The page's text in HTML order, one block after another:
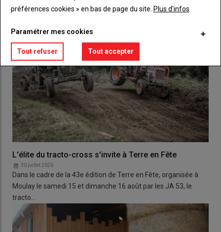
L'élite du tracto-cross s'invite à Terre en Fête
30 juillet 2026
Dans le cadre de la 43e édition de Terre en Fête, organisée à
Moulay le samedi 15 et dimanche 16 août par les JA 53, le
tracto…
préférences cookies » en bas de page du site. Plus d'infos
Paramétrer mes cookies
Tout refuser Tout accepter